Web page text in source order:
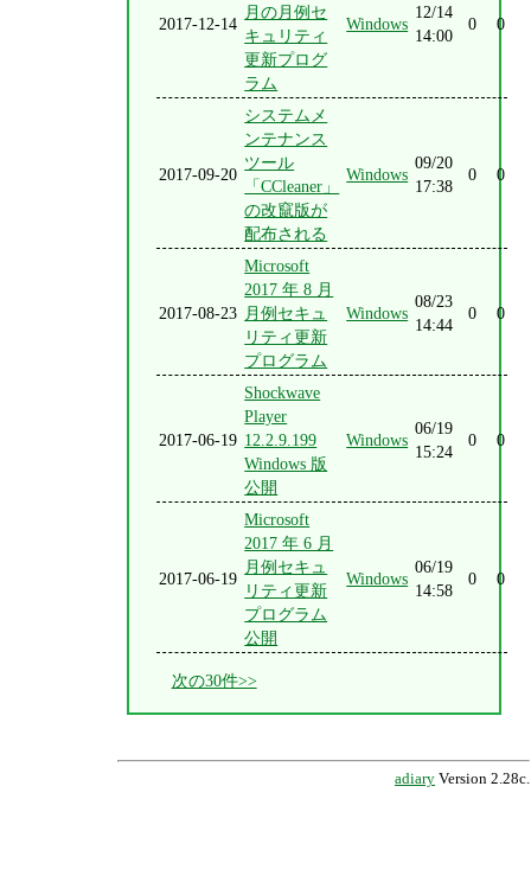
2017-12-14
月の月例セ
キュリティ
更新プログ
ラム
Windows
12/14
14:00
0 0
2017-09-20
システムメ
ンテナンス
ツール
「CCleaner」
の改竄版が
配布される
Windows
09/20
17:38
0 0
2017-08-23
Microsoft
2017 年 8 月
月例セキュ
リティ更新
プログラム
Windows
08/23
14:44
0 0
2017-06-19
Shockwave
Player
12.2.9.199
Windows 版
公開
Windows
06/19
15:24
0 0
2017-06-19
Microsoft
2017 年 6 月
月例セキュ
リティ更新
プログラム
公開
Windows
06/19
14:58
0 0
次の30件>>
adiary Version 2.28c.